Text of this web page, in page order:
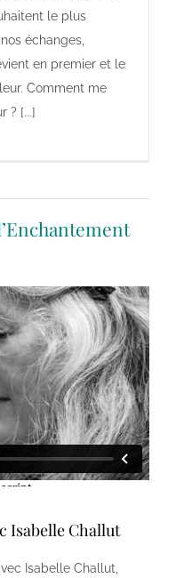
le plus
échanges,
en premier et le
Comment me
? [...]
Isabelle Challut
Isabelle Challut,